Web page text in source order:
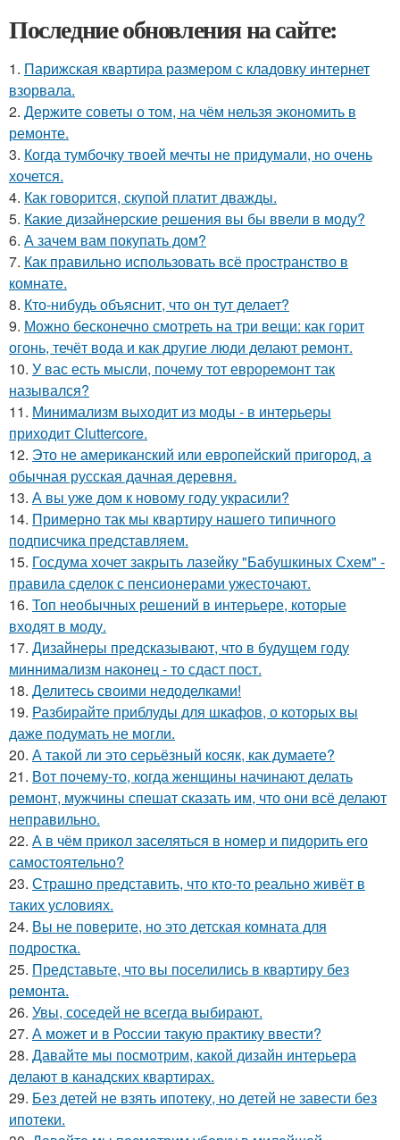
Последние обновления на сайте:
1. Парижская квартира размером с кладовку интернет
взорвала.
2. Держите советы о том, на чём нельзя экономить в
ремонте.
3. Когда тумбочку твоей мечты не придумали, но очень
хочется.
4. Как говорится, скупой платит дважды.
5. Какие дизайнерские решения вы бы ввели в моду?
6. А зачем вам покупать дом?
7. Как правильно использовать всё пространство в
комнате.
8. Кто-нибудь объяснит, что он тут делает?
9. Можно бесконечно смотреть на три вещи: как горит
огонь, течёт вода и как другие люди делают ремонт.
10. У вас есть мысли, почему тот евроремонт так
назывался?
11. Минимализм выходит из моды - в интерьеры
приходит Cluttercore.
12. Это не американский или европейский пригород, а
обычная русская дачная деревня.
13. А вы уже дом к новому году украсили?
14. Примерно так мы квартиру нашего типичного
подписчика представляем.
15. Госдума хочет закрыть лазейку "Бабушкиных Схем" -
правила сделок с пенсионерами ужесточают.
16. Топ необычных решений в интерьере, которые
входят в моду.
17. Дизайнеры предсказывают, что в будущем году
миннимализм наконец - то сдаст пост.
18. Делитесь своими недоделками!
19. Разбирайте приблуды для шкафов, о которых вы
даже подумать не могли.
20. А такой ли это серьёзный косяк, как думаете?
21. Вот почему-то, когда женщины начинают делать
ремонт, мужчины спешат сказать им, что они всё делают
неправильно.
22. А в чём прикол заселяться в номер и пидорить его
самостоятельно?
23. Страшно представить, что кто-то реально живёт в
таких условиях.
24. Вы не поверите, но это детская комната для
подростка.
25. Представьте, что вы поселились в квартиру без
ремонта.
26. Увы, соседей не всегда выбирают.
27. А может и в России такую практику ввести?
28. Давайте мы посмотрим, какой дизайн интерьера
делают в канадских квартирах.
29. Без детей не взять ипотеку, но детей не завести без
ипотеки.